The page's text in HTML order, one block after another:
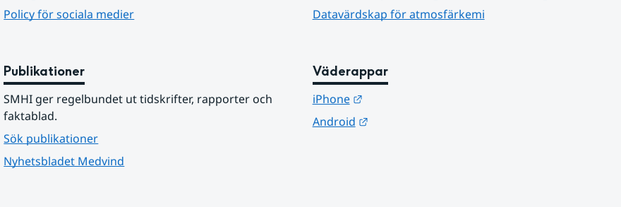
Policy för sociala medier
Datavärdskap för atmosfärkemi
Publikationer
SMHI ger regelbundet ut tidskrifter, rapporter och
faktablad.
Sök publikationer
Nyhetsbladet Medvind
Väderappar
iPhone
Länk till annan webbplats.
Android
Länk till annan webbplats.